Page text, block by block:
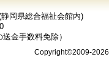
岡県総合福祉会館内)
金手数料免除）
Copyright©2009-